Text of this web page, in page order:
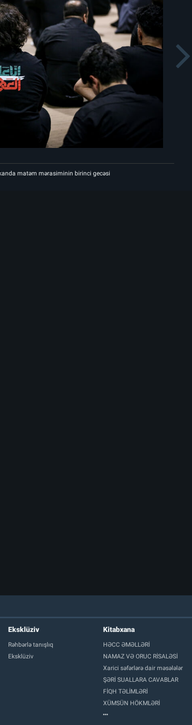
Şəhid Rəhbərin göylərə ucaldığı
Eksklüziv
Rəhbərlə tanışlıq
Eksklüziv
Kitabxana
HƏCC ƏMƏLLƏRİ
NAMAZ VƏ ORUC RİSALƏSİ
Xarici səfərlərə dair məsələlər
ŞƏRİ SUALLARA CAVABLAR
FİQH TƏLİMLƏRİ
XÜMSÜN HÖKMLƏRİ